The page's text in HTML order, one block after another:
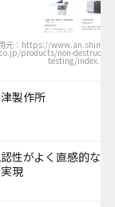
元：https://
products/non-
testing/
製作所
性がよく直感的な操
現